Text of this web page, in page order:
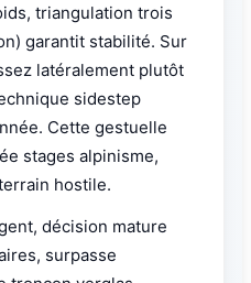
triangulation trois
garantit stabilité. Sur
latéralement plutôt
sidestep
Cette gestuelle
stages alpinisme,
hostile.
décision mature
surpasse